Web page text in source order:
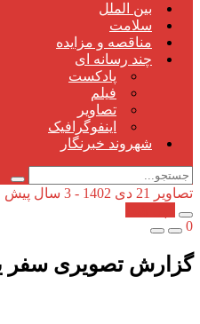
بین الملل
سلامت
مناقصه و مزایده
چند رسانه ای
پادکست
فیلم
تصاویر
اینفوگرافیک
شهروند خبرنگار
تصاویر 21 دی 1402 - 3 سال پیش
0
گزارش تصویری سفر